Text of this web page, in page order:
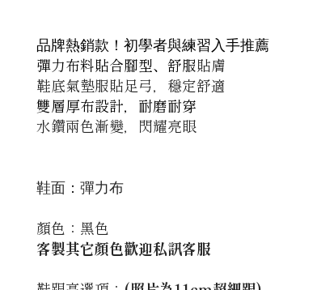
品牌熱銷款！初學者與練習入手推薦
彈力布料貼合腳型、舒服貼膚
鞋底氣墊服貼足弓，穩定舒適
雙層厚布設計，耐磨耐穿
水鑽兩色漸變，閃耀亮眼
鞋面：彈力布
顏色：黑色
客製其它顏色歡迎私訊客服